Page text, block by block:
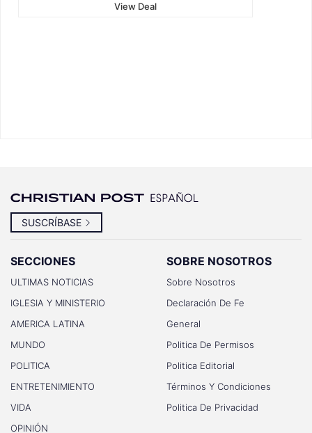
View Deal
SUSCRÍBASE
SECCIONES
ULTIMAS NOTICIAS
IGLESIA Y MINISTERIO
AMERICA LATINA
MUNDO
POLITICA
ENTRETENIMIENTO
VIDA
OPINIÓN
SOBRE NOSOTROS
Sobre Nosotros
Declaración De Fe
General
Politica De Permisos
Politica Editorial
Términos Y Condiciones
Politica De Privacidad